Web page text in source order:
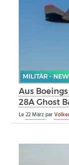
MILITÄR -
Aus
28A Ghost
Le22 Märzpar